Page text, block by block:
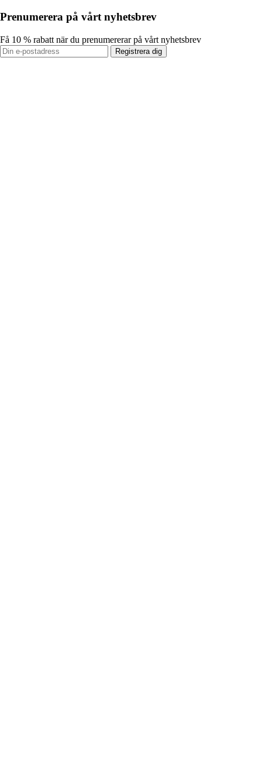
Prenumerera på vårt nyhetsbrev
Få 10 % rabatt när du prenumererar på vårt nyhetsbrev
Registrera dig